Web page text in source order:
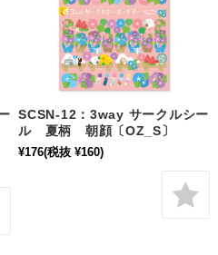
SCSN-12：3way サークルシー
ル 夏柄 朝顔〔OZ_S〕
¥176(税抜 ¥160)